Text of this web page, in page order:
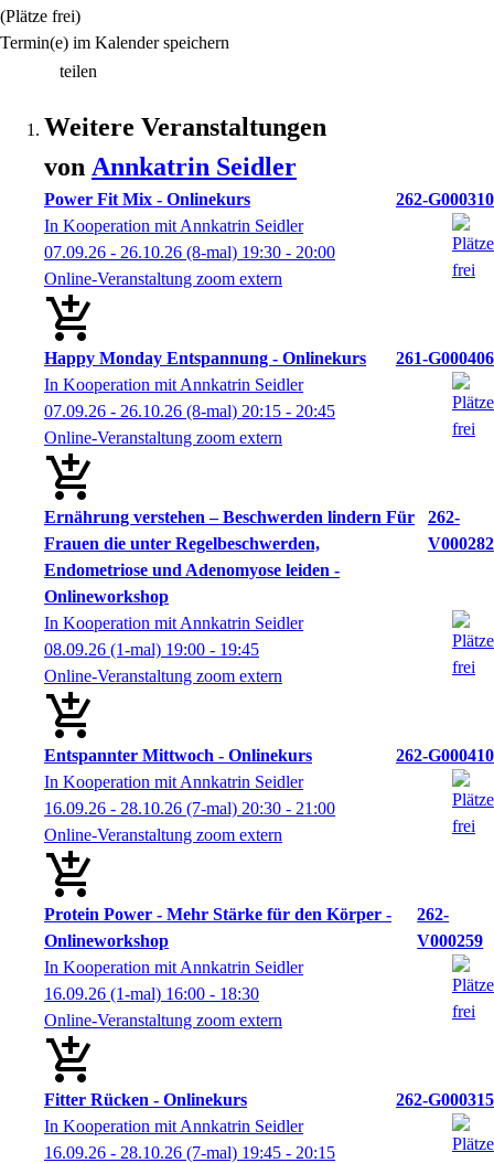
(Plätze frei)
Termin(e) im Kalender speichern
teilen
Weitere Veranstaltungen
von Annkatrin Seidler
Power Fit Mix - Onlinekurs
262-G000310
In Kooperation mit Annkatrin Seidler
07.09.26 - 26.10.26 (8-mal) 19:30 - 20:00
Online-Veranstaltung zoom extern
Happy Monday Entspannung - Onlinekurs
261-G000406
In Kooperation mit Annkatrin Seidler
07.09.26 - 26.10.26 (8-mal) 20:15 - 20:45
Online-Veranstaltung zoom extern
Ernährung verstehen – Beschwerden lindern Für
Frauen die unter Regelbeschwerden,
Endometriose und Adenomyose leiden -
Onlineworkshop
262-
V000282
In Kooperation mit Annkatrin Seidler
08.09.26 (1-mal) 19:00 - 19:45
Online-Veranstaltung zoom extern
Entspannter Mittwoch - Onlinekurs
262-G000410
In Kooperation mit Annkatrin Seidler
16.09.26 - 28.10.26 (7-mal) 20:30 - 21:00
Online-Veranstaltung zoom extern
Protein Power - Mehr Stärke für den Körper -
Onlineworkshop
262-
V000259
In Kooperation mit Annkatrin Seidler
16.09.26 (1-mal) 16:00 - 18:30
Online-Veranstaltung zoom extern
Fitter Rücken - Onlinekurs
262-G000315
In Kooperation mit Annkatrin Seidler
16.09.26 - 28.10.26 (7-mal) 19:45 - 20:15